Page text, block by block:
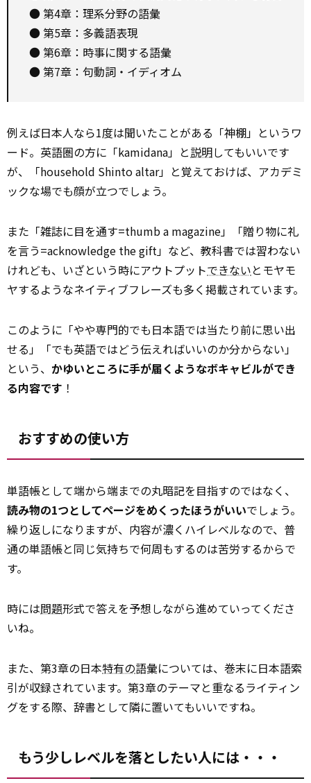
● 第4章：理系分野の語彙
● 第5章：多義語表現
● 第6章：時事に関する語彙
● 第7章：句動詞・イディオム
例えば日本人なら1度は聞いたことがある「神棚」というワ
ード。英語圏の方に「kamidana」と説明してもいいです
が、「household Shinto altar」と覚えておけば、アカデミ
ックな場でも顔が立つでしょう。
また「雑誌に目を通す=thumb a magazine」「贈り物に礼
を言う=acknowledge the gift」など、教科書では習わない
けれども、いざという時にアウトプットできないとモヤモ
ヤするようなネイティブフレーズも多く掲載されています。
このように「やや専門的でも日本語では当たり前に思い出
せる」「でも英語ではどう伝えればいいのか分からない」
という、 かゆいところに手が届くようなボキャビルができ
る内容です ！
おすすめの使い方
単語帳として端から端までの丸暗記を目指すのではなく、
読み物の1つとしてページをめくったほうがいいでしょう。
繰り返しになりますが、内容が濃くハイレベルなので、普
通の単語帳と同じ気持ちで何周もするのは苦労するからで
す。
時には問題形式で答えを予想しながら進めていってくださ
いね。
また、第3章の日本特有の語彙については、巻末に日本語索
引が収録されています。第3章のテーマと重なるライティン
グをする際、辞書として隣に置いてもいいですね。
もう少しレベルを落としたい人には・・・